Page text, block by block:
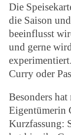
Die
die Saison
beeinflusst
und gerne
Curry oder
Besonders
Eigentümerin
Kurzfassung: